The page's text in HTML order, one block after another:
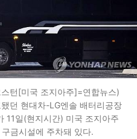
턴[미국 조지아주]=연합뉴스)
던 현대차-LG엔솔 배터리공장
11일(현지시간) 미국 조지아주
금시설에 주차돼 있다.